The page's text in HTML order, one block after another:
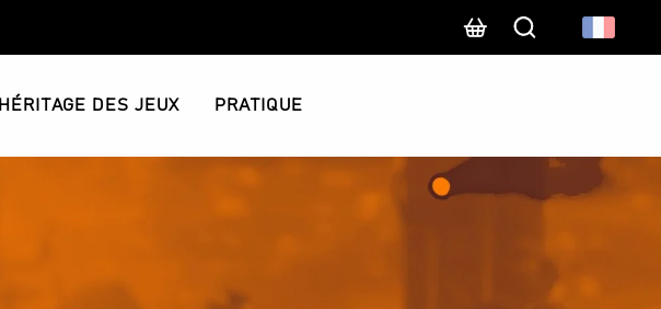
Recherche
HÉRITAGE DES JEUX PRATIQUE